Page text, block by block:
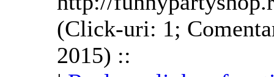
(Click-uri: 1;
2015) ::